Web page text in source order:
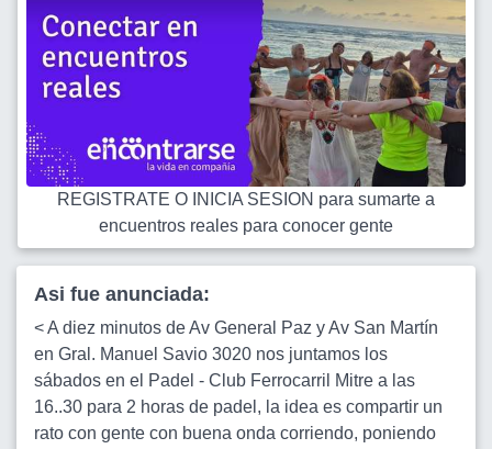
REGISTRATE O INICIA SESION para sumarte a
encuentros reales para conocer gente
Asi fue anunciada:
< A diez minutos de Av General Paz y Av San Martín
en Gral. Manuel Savio 3020 nos juntamos los
sábados en el Padel - Club Ferrocarril Mitre a las
16..30 para 2 horas de padel, la idea es compartir un
rato con gente con buena onda corriendo, poniendo